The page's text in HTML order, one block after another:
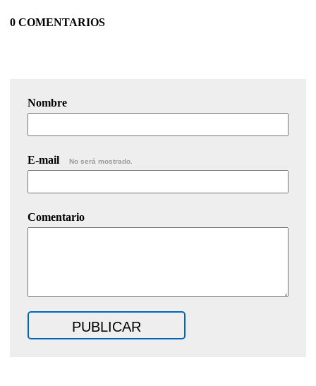
0 COMENTARIOS
Nombre
E-mail No será mostrado.
Comentario